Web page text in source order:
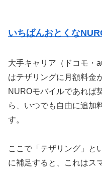
いちばんおとくな
大手キャリア（ドコモ・
はテザリングに月額料金
NUROモバイルであれば
ら、いつでも自由に追加
す。
ここで「テザリング」と
に補足すると、これはス